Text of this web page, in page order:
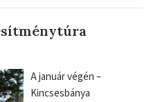
A január végén –
Kincsesbánya